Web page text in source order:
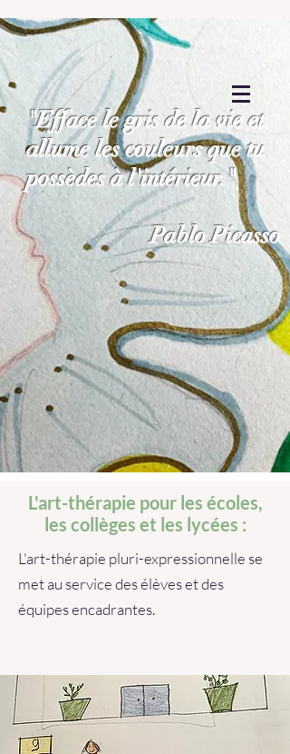
"Efface le gris de la vie et
allume les couleurs que tu
possèdes à l'intérieur."
Pablo Picasso
L'art-thérapie pour les écoles,
les collèges et les lycées :
L'art-thérapie pluri-expressionnelle se
met au service des élèves et des
équipes encadrantes.